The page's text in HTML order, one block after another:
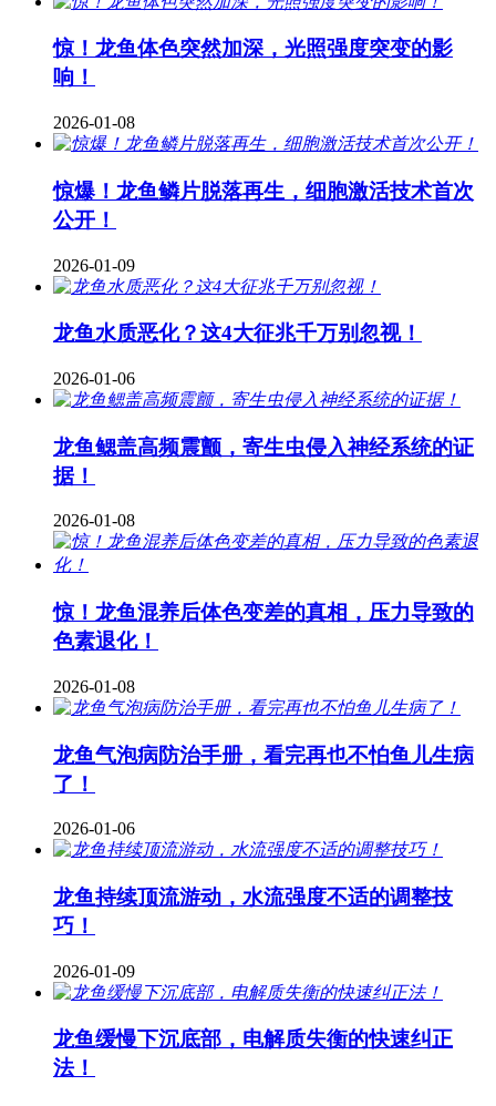
惊！龙鱼体色突然加深，光照强度突变的影
响！
2026-01-08
惊爆！龙鱼鳞片脱落再生，细胞激活技术首次
公开！
2026-01-09
龙鱼水质恶化？这4大征兆千万别忽视！
2026-01-06
龙鱼鳃盖高频震颤，寄生虫侵入神经系统的证
据！
2026-01-08
惊！龙鱼混养后体色变差的真相，压力导致的
色素退化！
2026-01-08
龙鱼气泡病防治手册，看完再也不怕鱼儿生病
了！
2026-01-06
龙鱼持续顶流游动，水流强度不适的调整技
巧！
2026-01-09
龙鱼缓慢下沉底部，电解质失衡的快速纠正
法！